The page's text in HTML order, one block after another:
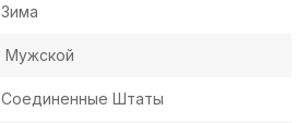
Зима
Мужской
Соединенные Штаты